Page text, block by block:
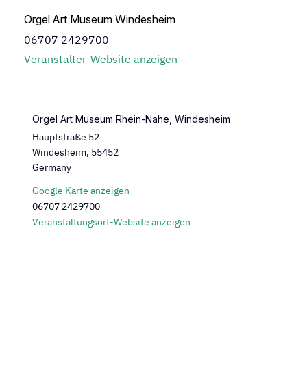
Orgel Art Museum Windesheim
06707 2429700
Veranstalter-Website anzeigen
Orgel Art Museum Rhein-Nahe, Windesheim
Hauptstraße 52
Windesheim, 55452
Germany
Google Karte anzeigen
06707 2429700
Veranstaltungsort-Website anzeigen